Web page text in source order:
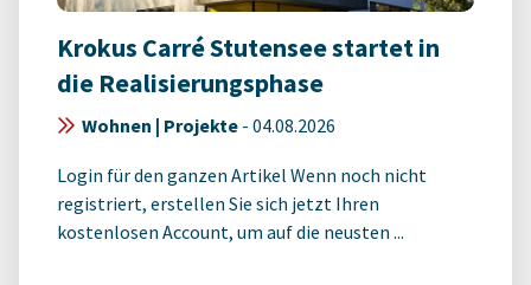
Krokus Carré Stutensee startet in
die Realisierungsphase
Wohnen | Projekte - 04.08.2026
Login für den ganzen Artikel Wenn noch nicht
registriert, erstellen Sie sich jetzt Ihren
kostenlosen Account, um auf die neusten ...